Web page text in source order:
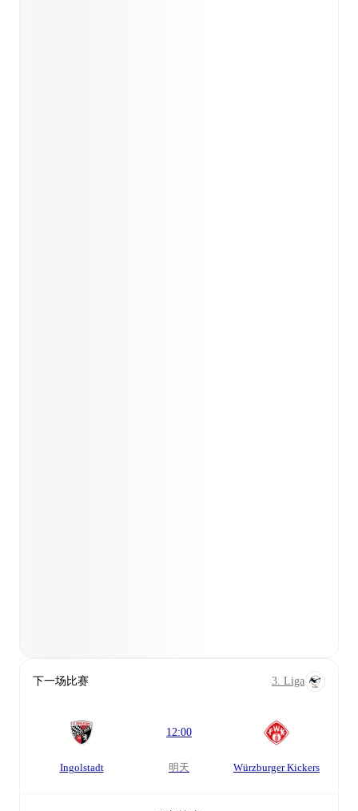
下一场比赛 3. Liga
Ingolstadt
12:00
明天 Würzburger Kickers